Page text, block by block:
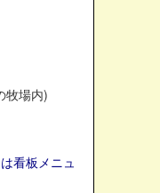
牧場内)
看板メニュ